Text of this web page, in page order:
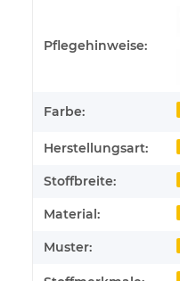
Pflegehinweise:
Farbe:
Herstellungsart:
Stoffbreite:
Material:
Muster: